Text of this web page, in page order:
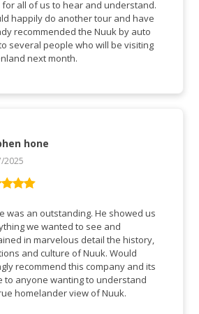
for all of us to hear and understand.
happily do another tour and have
recommended the Nuuk by auto
several people who will be visiting
next month.
hone
2025
was an outstanding. He showed us
we wanted to see and
in marvelous detail the history,
and culture of Nuuk. Would
recommend this company and its
to anyone wanting to understand
homelander view of Nuuk.